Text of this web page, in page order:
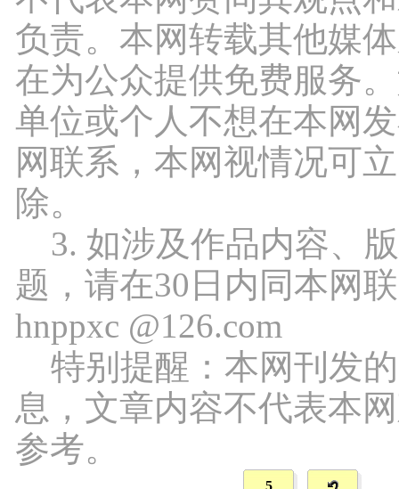
负责。本网转载其他媒
在为公众提供免费服务
单位或个人不想在本网
网联系，本网视情况可
除。
3. 如涉及作品内容、
题，请在30日内同本网
hnppxc @126.com
特别提醒：本网刊发
息，文章内容不代表本
参考。
5